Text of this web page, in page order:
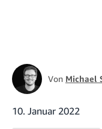
Von Michael
10. Januar 2022